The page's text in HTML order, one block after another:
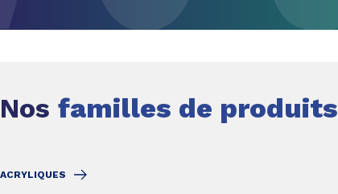
Nos familles de produits
ACRYLIQUES